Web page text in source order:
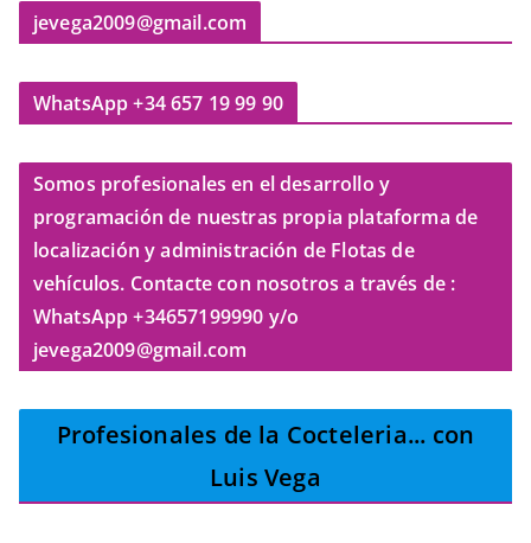
jevega2009@gmail.com
WhatsApp +34 657 19 99 90
Somos profesionales en el desarrollo y
programación de nuestras propia plataforma de
localización y administración de Flotas de
vehículos. Contacte con nosotros a través de :
WhatsApp +34657199990 y/o
jevega2009@gmail.com
Profesionales de la Cocteleria... con
Luis Vega